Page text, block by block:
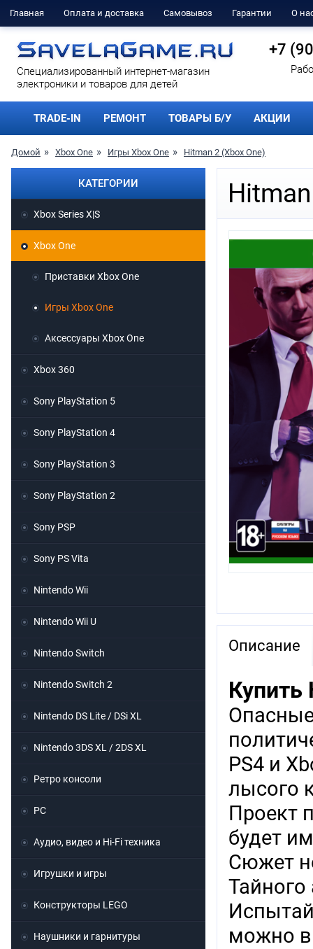
Главная Оплата и доставка Самовывоз Гарантии О
Cпециализированный интернет-магазин
электроники и товаров для детей
+7
TRADE-IN РЕМОНТ ТОВАРЫ Б/У АКЦИИ
Домой Xbox One Игры Xbox One Hitman 2 (Xbox One)
Описание
Купить
PS4 и
лысого
Проект
будет
Сюжет
можно в
КАТЕГОРИИ
Xbox Series X|S
Xbox One
Приставки Xbox One
Игры Xbox One
Аксессуары Xbox One
Xbox 360
Sony PlayStation 5
Sony PlayStation 4
Sony PlayStation 3
Sony PlayStation 2
Sony PSP
Sony PS Vita
Nintendo Wii
Nintendo Wii U
Nintendo Switch
Nintendo Switch 2
Nintendo DS Lite / DSi XL
Nintendo 3DS XL / 2DS XL
Ретро консоли
PC
Аудио, видео и Hi-Fi техника
Игрушки и игры
Конструкторы LEGO
Наушники и гарнитуры